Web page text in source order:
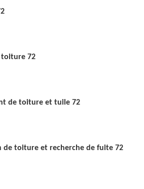
toiture 72
de toiture et tuile 72
de toiture et recherche de fuite 72